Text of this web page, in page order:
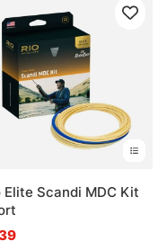
Elite Scandi MDC Kit